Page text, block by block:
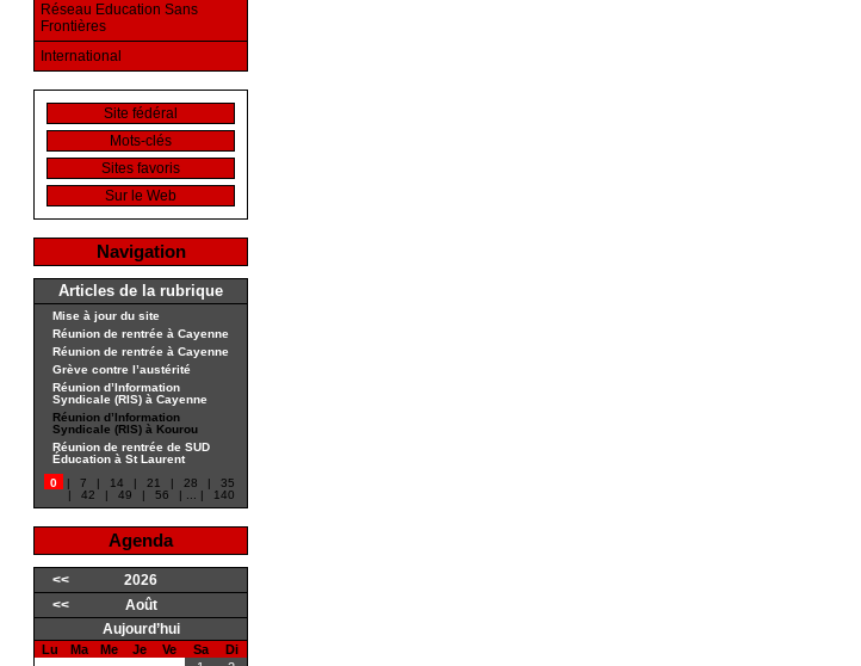
Réseau Education Sans
Frontières
International
Site fédéral
Mots-clés
Sites favoris
Sur le Web
Navigation
Articles de la rubrique
Mise à jour du site
Réunion de rentrée à Cayenne
Réunion de rentrée à Cayenne
Grève contre l’austérité
Réunion d’Information
Syndicale (RIS) à Cayenne
Réunion d’Information
Syndicale (RIS) à Kourou
Réunion de rentrée de SUD
Éducation à St Laurent
0
| 7 | 14 | 21 | 28 |
35
|
42 | 49 | 56 | | 140
Agenda
<<
2026
<<
Août
Aujourd’hui
Lu Ma Me Je Ve Sa
Di